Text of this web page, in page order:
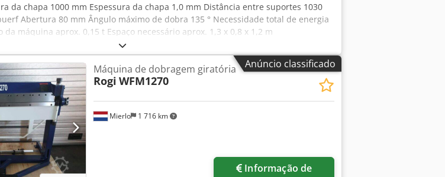
da chapa 1000 mm Espessura da chapa 1,0 mm Distância entre suportes 1030
Abertura 80 mm Ângulo máximo de dobra 135 ° Necessidade total de energia
da máquina aprox. 0,15 t Espaço necessário aprox. 1,3 x 0,8 x 1,2 m
Anúncio classificado
Mierlo 1 716 km
Máquina de dobragem giratória
Rogi WFM1270